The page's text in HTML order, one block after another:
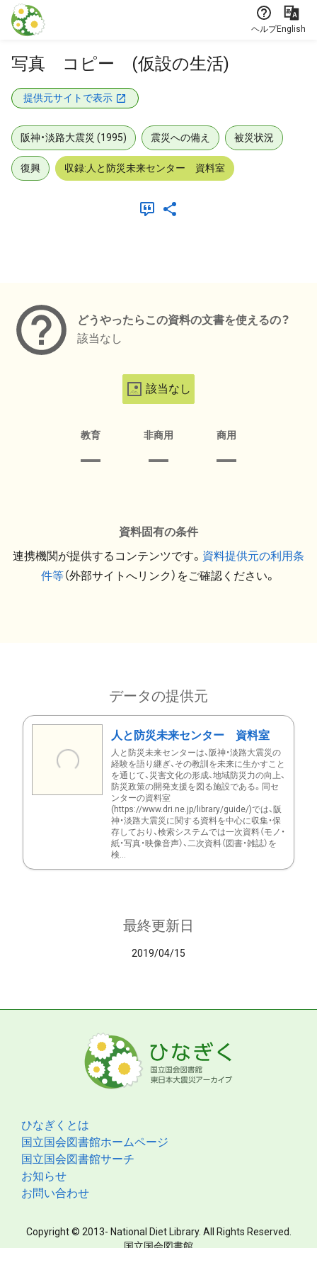
本文に飛ぶ
ヘルプEnglish
写真 コピー (仮設の生活)
提供元サイトで表示
阪神・淡路大震災 (1995) 震災への備え 被災状況
復興 収録:人と防災未来センター 資料室
どうやったらこの資料の文書を使えるの？
該当なし
該当なし
教育 非商用 商用
資料固有の条件
連携機関が提供するコンテンツです。 資料提供元の利用条
件等（外部サイトへリンク）をご確認ください。
データの提供元
人と防災未来センター 資料室
人と防災未来センターは、阪神・淡路大震災の
経験を語り継ぎ、その教訓を未来に生かすこと
を通じて、災害文化の形成、地域防災力の向上、
防災政策の開発支援を図る施設である。同セ
ンターの資料室
(https://www.dri.ne.jp/library/guide/)では、阪
神・淡路大震災に関する資料を中心に収集・保
存しており、検索システムでは一次資料（モノ・
紙・写真・映像音声）、二次資料（図書・雑誌）を
検...
最終更新日
2019/04/15
ひなぎくとは
国立国会図書館ホームページ
国立国会図書館サーチ
お知らせ
お問い合わせ
Copyright © 2013- National Diet Library. All Rights Reserved.